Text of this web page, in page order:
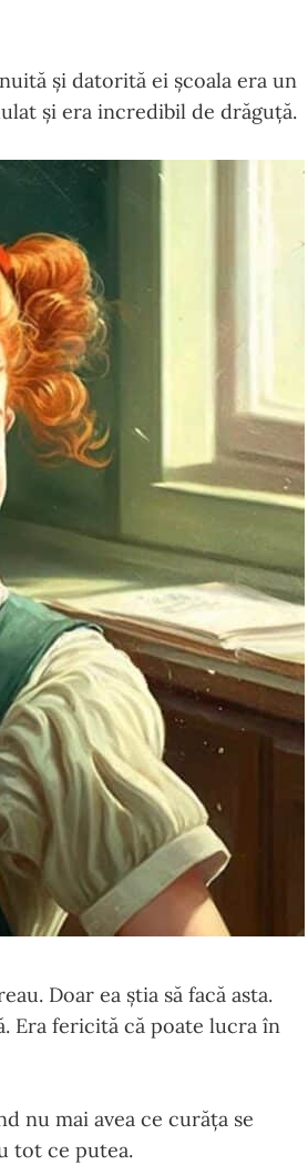
și datorită ei școala era un
și era incredibil de drăguță.
Doar ea știa să facă asta.
Era fericită că poate lucra în
nu mai avea ce curăța se
tot ce putea.